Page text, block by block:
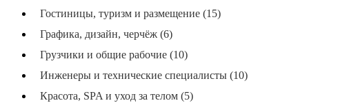
Гостиницы, туризм и размещение (15)
Графика, дизайн, черчёж (6)
Грузчики и общие рабочие (10)
Инженеры и технические специалисты (10)
Красота, SPA и уход за телом (5)